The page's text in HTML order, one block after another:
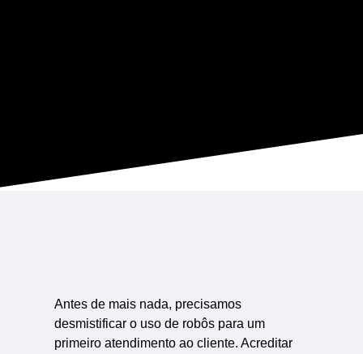
Antes de mais nada, precisamos
desmistificar o uso de robôs para um
primeiro atendimento ao cliente. Acreditar